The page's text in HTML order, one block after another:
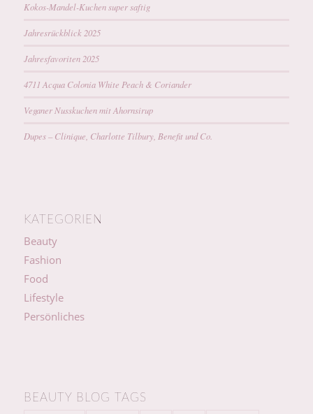
Kokos-Mandel-Kuchen super saftig
Jahresrückblick 2025
Jahresfavoriten 2025
4711 Acqua Colonia White Peach & Coriander
Veganer Nusskuchen mit Ahornsirup
Dupes – Clinique, Charlotte Tilbury, Benefit und Co.
KATEGORIEN
Beauty
Fashion
Food
Lifestyle
Persönliches
BEAUTY BLOG TAGS